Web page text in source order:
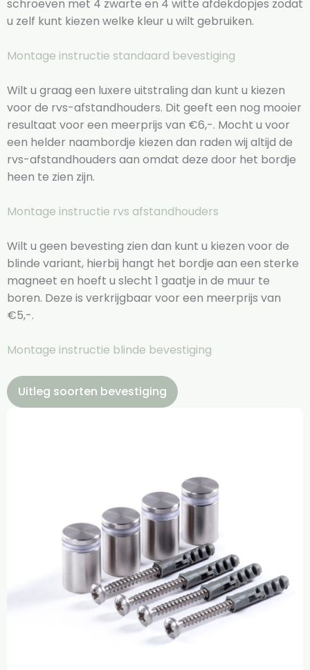
schroeven met 4 zwarte en 4 witte afdekdopjes zodat
u zelf kunt kiezen welke kleur u wilt gebruiken.
Montage instructie standaard bevestiging
Wilt u graag een luxere uitstraling dan kunt u kiezen
voor de rvs-afstandhouders. Dit geeft een nog mooier
resultaat voor een meerprijs van €6,-. Mocht u voor
een helder naambordje kiezen dan raden wij altijd de
rvs-afstandhouders aan omdat deze door het bordje
heen te zien zijn.
Montage instructie rvs afstandhouders
Wilt u geen bevesting zien dan kunt u kiezen voor de
blinde variant, hierbij hangt het bordje aan een sterke
magneet en hoeft u slecht 1 gaatje in de muur te
boren. Deze is verkrijgbaar voor een meerprijs van
€5,-.
Montage instructie blinde bevestiging
Uitleg soorten bevestiging